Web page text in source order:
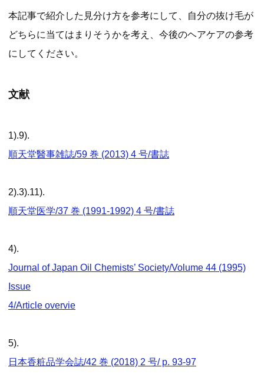
本記事で紹介した見分け方を参考にして、自分の抜け毛が
どちらに当てはまりそうかを考え、今後のヘアケアの参考
にしてください。
文献
1).9).
順天堂醫事雑誌/59 巻 (2013) 4 号/書誌
2).3).11).
順天堂医学/37 巻 (1991-1992) 4 号/書誌
4).
Journal of Japan Oil Chemists’ Society/Volume 44 (1995)
Issue
4/Article overvie
5).
日本香粧品学会誌/42 巻 (2018) 2 号/ p. 93-97